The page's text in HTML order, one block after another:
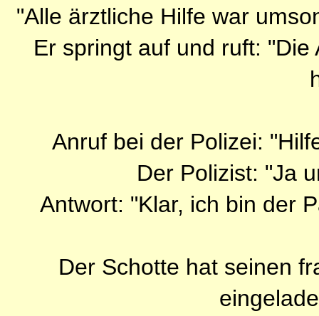
"Alle ärztliche Hilfe war
Er springt auf und ruft:
Anruf bei der Polizei:
Der Polizist: "Ja
Antwort: "Klar, ich bin der
Der Schotte hat seinen